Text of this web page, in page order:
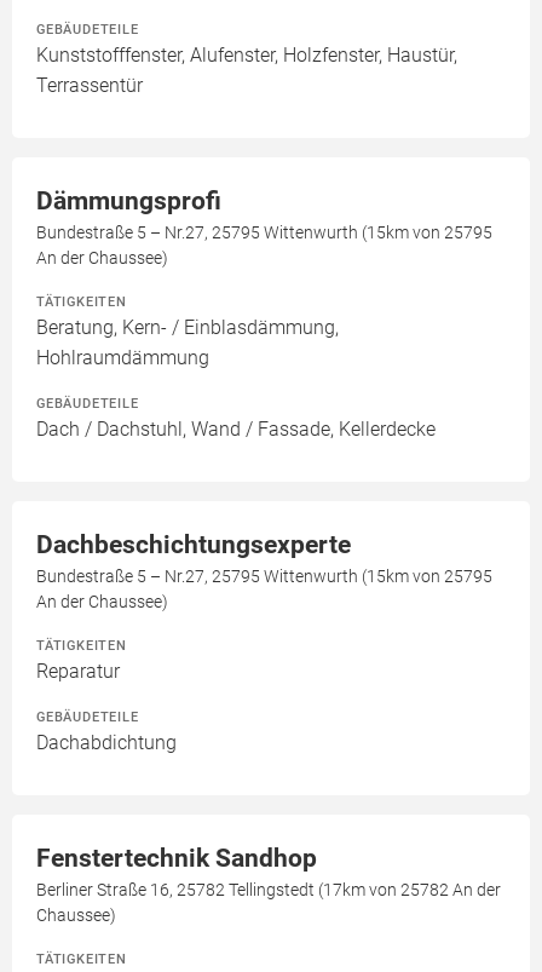
GEBÄUDETEILE
Kunststofffenster, Alufenster, Holzfenster, Haustür,
Terrassentür
Dämmungsprofi
Bundestraße 5 – Nr.27, 25795 Wittenwurth (15km von 25795
An der Chaussee)
TÄTIGKEITEN
Beratung, Kern- / Einblasdämmung,
Hohlraumdämmung
GEBÄUDETEILE
Dach / Dachstuhl, Wand / Fassade, Kellerdecke
Dachbeschichtungsexperte
Bundestraße 5 – Nr.27, 25795 Wittenwurth (15km von 25795
An der Chaussee)
TÄTIGKEITEN
Reparatur
GEBÄUDETEILE
Dachabdichtung
Fenstertechnik Sandhop
Berliner Straße 16, 25782 Tellingstedt (17km von 25782 An der
Chaussee)
TÄTIGKEITEN